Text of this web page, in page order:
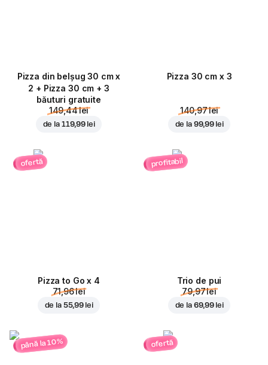
Pizza din belșug 30 cm x
2 + Pizza 30 cm + 3
băuturi gratuite
149,44 lei
de la 119,99 lei
Pizza 30 cm x 3
140,97 lei
de la 99,99 lei
ofertă
Pizza to Go x 4
71,96 lei
de la 55,99 lei
profitabil
Trio de pui
79,97 lei
de la 69,99 lei
până la 10% ofertă